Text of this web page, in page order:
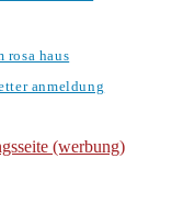
rosa haus
anmeldung
(werbung)